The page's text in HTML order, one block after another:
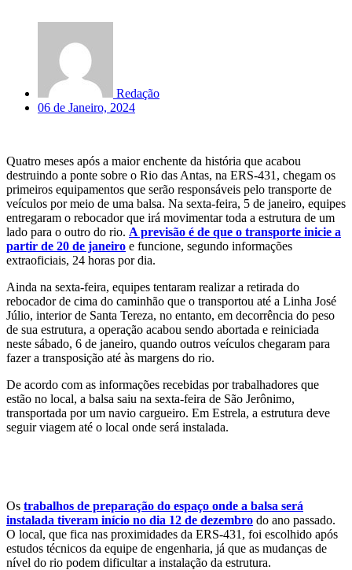
Redação
06 de Janeiro, 2024
Quatro meses após a maior enchente da história que acabou
destruindo a ponte sobre o Rio das Antas, na ERS-431, chegam os
primeiros equipamentos que serão responsáveis pelo transporte de
veículos por meio de uma balsa. Na sexta-feira, 5 de janeiro, equipes
entregaram o rebocador que irá movimentar toda a estrutura de um
lado para o outro do rio. A previsão é de que o transporte inicie a
partir de 20 de janeiro e funcione, segundo informações
extraoficiais, 24 horas por dia.
Ainda na sexta-feira, equipes tentaram realizar a retirada do
rebocador de cima do caminhão que o transportou até a Linha José
Júlio, interior de Santa Tereza, no entanto, em decorrência do peso
de sua estrutura, a operação acabou sendo abortada e reiniciada
neste sábado, 6 de janeiro, quando outros veículos chegaram para
fazer a transposição até às margens do rio.
De acordo com as informações recebidas por trabalhadores que
estão no local, a balsa saiu na sexta-feira de São Jerônimo,
transportada por um navio cargueiro. Em Estrela, a estrutura deve
seguir viagem até o local onde será instalada.
Os trabalhos de preparação do espaço onde a balsa será
instalada tiveram início no dia 12 de dezembro do ano passado.
O local, que fica nas proximidades da ERS-431, foi escolhido após
estudos técnicos da equipe de engenharia, já que as mudanças de
nível do rio podem dificultar a instalação da estrutura.